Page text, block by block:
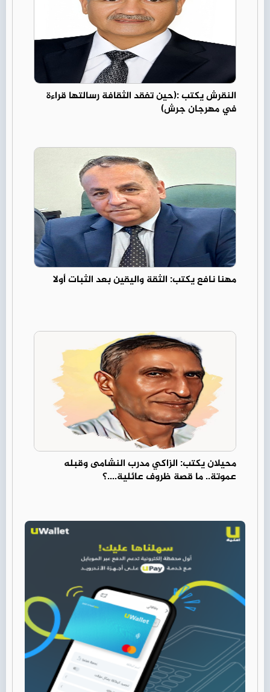
النقرش يكتب :(حين تفقد الثقافة رسالتها قراءة
في مهرجان جرش)
مهنا نافع يكتب: الثقة واليقين بعد الثبات أولا
محيلان يكتب: الزاكي مدرب النشامى وقبله
عموتة.. ما قصة ظروف عائلية....؟